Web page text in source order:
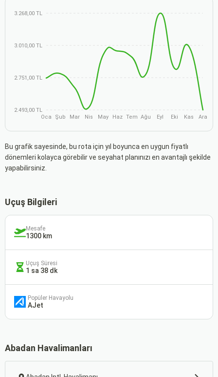
3.268,00 TL
3.010,00 TL
2.751,00 TL
2.493,00 TL
Oca
Şub Mar Nis May Haz Tem Ağu Eyl Eki Kas Ara
Bu grafik sayesinde, bu rota için yıl boyunca en uygun fiyatlı
dönemleri kolayca görebilir ve seyahat planınızı en avantajlı şekilde
yapabilirsiniz.
Uçuş Bilgileri
Mesafe
1300 km
Uçuş Süresi
1 sa 38 dk
Popüler Havayolu
AJet
Abadan Havalimanları